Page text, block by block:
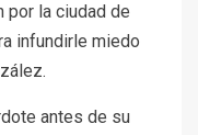
por la ciudad de
infundirle miedo
antes de su